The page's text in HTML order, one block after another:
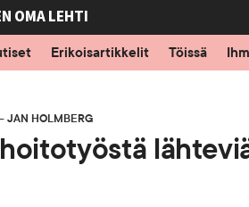
OMA LEHTI
Erikoisartikkelit Töissä
JAN HOLMBERG